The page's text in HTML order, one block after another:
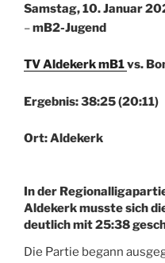
Samstag, 10. Januar
–mB2-Jugend
TV Aldekerk mB1vs.
Ergebnis: 38:25 (20:11)
Ort: Aldekerk
In der
Aldekerk musste sich
deutlich mit 25:38
Die Partie begann